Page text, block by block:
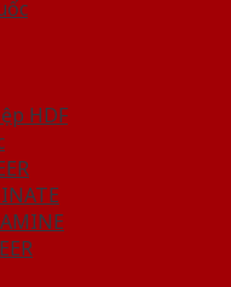
HDF